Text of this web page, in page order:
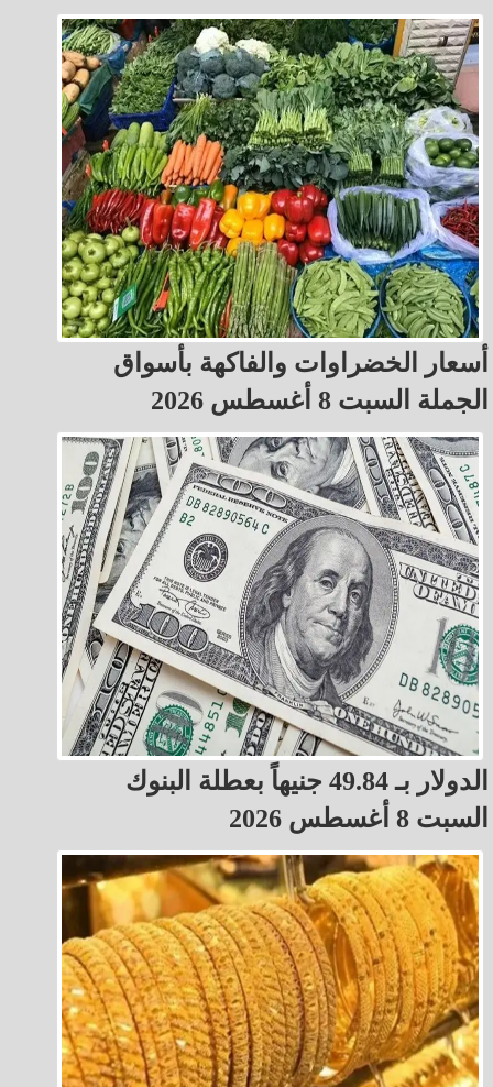
أسعار الخضراوات والفاكهة بأسواق
الجملة السبت 8 أغسطس 2026
الدولار بـ 49.84 جنيهاً بعطلة البنوك
السبت 8 أغسطس 2026